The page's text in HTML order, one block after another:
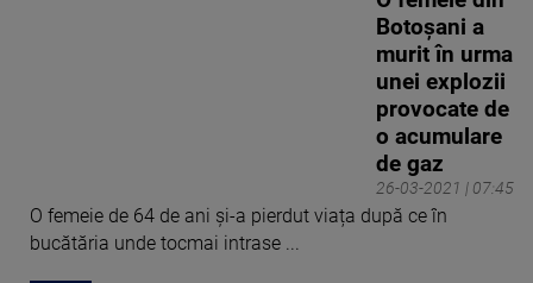
26-03-2021 | 07:45
Botoșani a
murit în urma
unei explozii
provocate de
o acumulare
de gaz
O femeie de 64 de ani și-a pierdut viața după ce în
bucătăria unde tocmai intrase ...